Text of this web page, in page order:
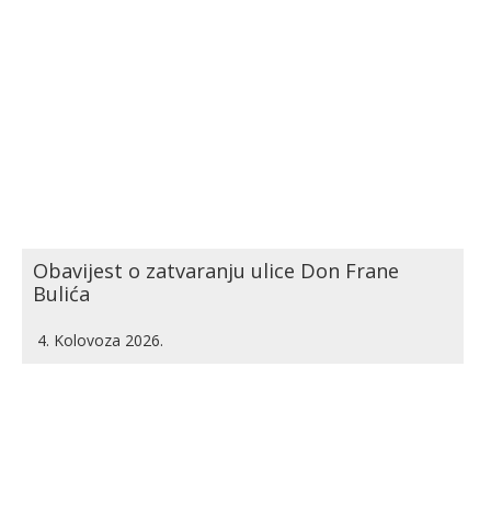
Obavijest o zatvaranju ulice Don Frane
Bulića
4. Kolovoza 2026.